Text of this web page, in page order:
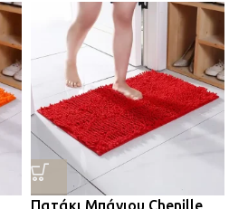
Πατάκι Μπάνιου Chenille